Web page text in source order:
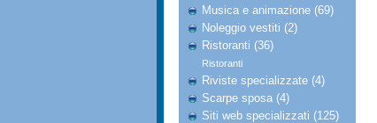
Musica e animazione (69)
Noleggio vestiti (2)
Ristoranti (36)
Ristoranti
Riviste specializzate (4)
Scarpe sposa (4)
Siti web specializzati (125)